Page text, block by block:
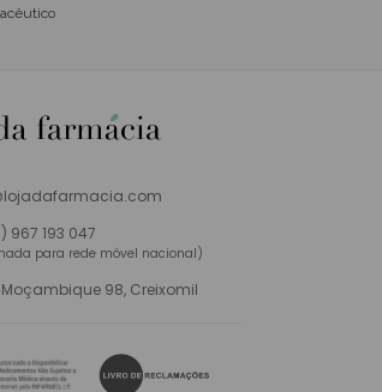
967 193 047
para rede móvel nacional)
Moçambique 98, Creixomil